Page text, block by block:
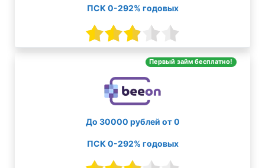
ПСК 0-292% годовых
Первый займ бесплатно!
До 30000 рублей от 0
ПСК 0-292% годовых